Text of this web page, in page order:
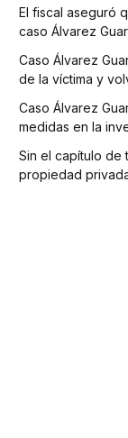
El fiscal aseguró
caso Álvarez
Caso Álvarez
de la víctima y
Caso Álvarez
medidas en la
Sin el capítulo de
propiedad